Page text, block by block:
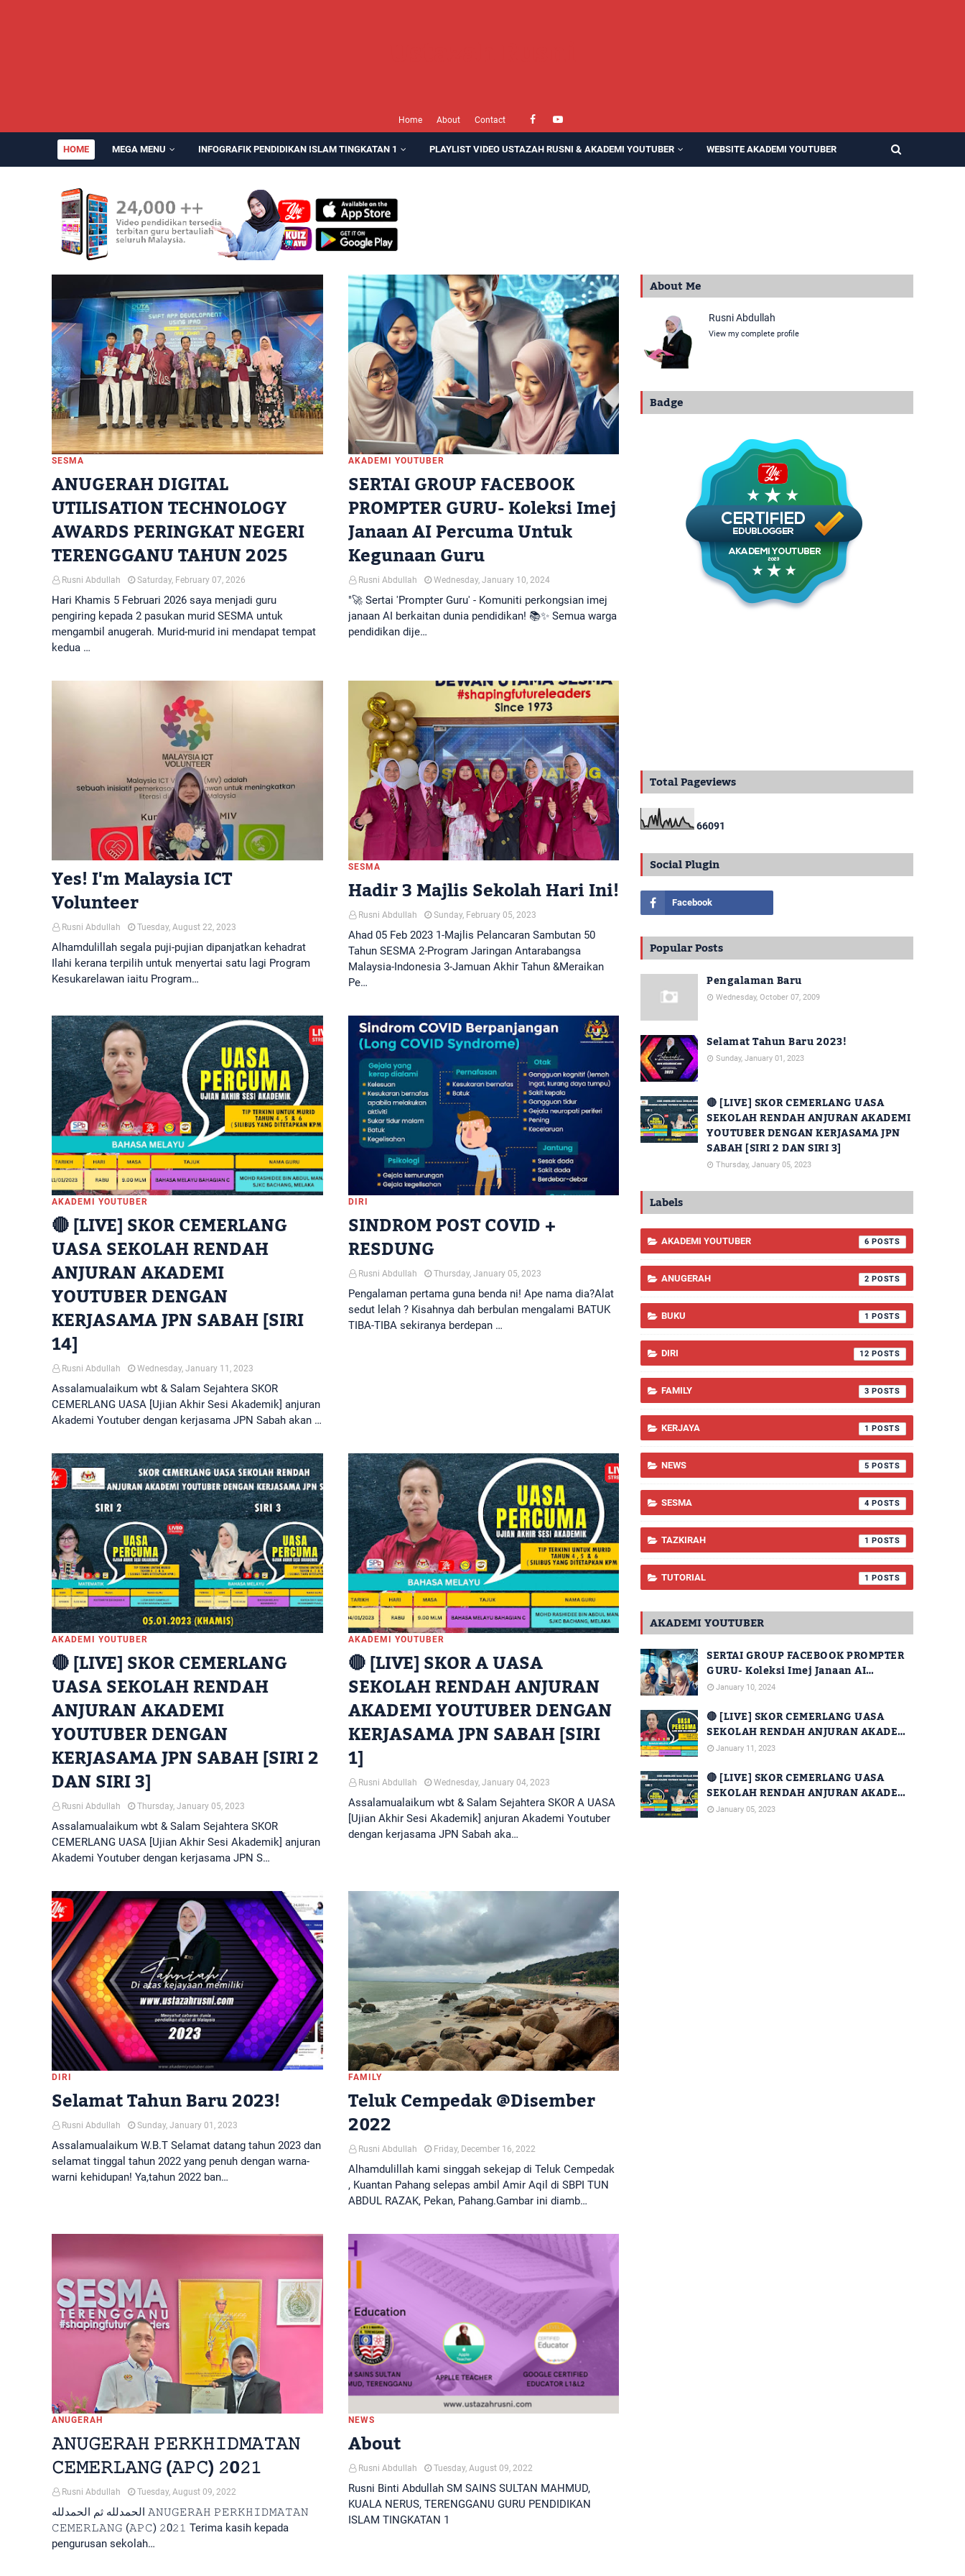
Home About Contact
HOME MEGA MENU INFOGRAFIK PENDIDIKAN ISLAM TINGKATAN 1 PLAYLIST VIDEO USTAZAH RUSNI & AKADEMI YOUTUBER WEBSITE AKADEMI YOUTUBER
SESMA
ANUGERAH DIGITAL
UTILISATION TECHNOLOGY
AWARDS PERINGKAT NEGERI
TERENGGANU TAHUN 2025
Rusni Abdullah Saturday, February 07, 2026
Hari Khamis 5 Februari 2026 saya menjadi guru
pengiring kepada 2 pasukan murid SESMA untuk
mengambil anugerah. Murid-murid ini mendapat tempat
kedua …
AKADEMI YOUTUBER
SERTAI GROUP FACEBOOK
PROMPTER GURU- Koleksi Imej
Janaan AI Percuma Untuk
Kegunaan Guru
Rusni Abdullah Wednesday, January 10, 2024
"🚀 Sertai 'Prompter Guru' - Komuniti perkongsian imej
janaan AI berkaitan dunia pendidikan! 📚✨ Semua warga
pendidikan dije…
Yes! I'm Malaysia ICT
Volunteer
Rusni Abdullah Tuesday, August 22, 2023
Alhamdulillah segala puji-pujian dipanjatkan kehadrat
Ilahi kerana terpilih untuk menyertai satu lagi Program
Kesukarelawan iaitu Program…
SESMA
Hadir 3 Majlis Sekolah Hari Ini!
Rusni Abdullah Sunday, February 05, 2023
Ahad 05 Feb 2023 1-Majlis Pelancaran Sambutan 50
Tahun SESMA 2-Program Jaringan Antarabangsa
Malaysia-Indonesia 3-Jamuan Akhir Tahun &Meraikan
Pe…
AKADEMI YOUTUBER
🔴 [LIVE] SKOR CEMERLANG
UASA SEKOLAH RENDAH
ANJURAN AKADEMI
YOUTUBER DENGAN
KERJASAMA JPN SABAH [SIRI
14]
Rusni Abdullah Wednesday, January 11, 2023
Assalamualaikum wbt & Salam Sejahtera SKOR
CEMERLANG UASA [Ujian Akhir Sesi Akademik] anjuran
Akademi Youtuber dengan kerjasama JPN Sabah akan …
DIRI
SINDROM POST COVID +
RESDUNG
Rusni Abdullah Thursday, January 05, 2023
Pengalaman pertama guna benda ni! Ape nama dia?Alat
sedut lelah ? Kisahnya dah berbulan mengalami BATUK
TIBA-TIBA sekiranya berdepan …
AKADEMI YOUTUBER
🔴 [LIVE] SKOR CEMERLANG
UASA SEKOLAH RENDAH
ANJURAN AKADEMI
YOUTUBER DENGAN
KERJASAMA JPN SABAH [SIRI 2
DAN SIRI 3]
Rusni Abdullah Thursday, January 05, 2023
Assalamualaikum wbt & Salam Sejahtera SKOR
CEMERLANG UASA [Ujian Akhir Sesi Akademik] anjuran
Akademi Youtuber dengan kerjasama JPN S…
AKADEMI YOUTUBER
🔴 [LIVE] SKOR A UASA
SEKOLAH RENDAH ANJURAN
AKADEMI YOUTUBER DENGAN
KERJASAMA JPN SABAH [SIRI
1]
Rusni Abdullah Wednesday, January 04, 2023
Assalamualaikum wbt & Salam Sejahtera SKOR A UASA
[Ujian Akhir Sesi Akademik] anjuran Akademi Youtuber
dengan kerjasama JPN Sabah aka…
DIRI
Selamat Tahun Baru 2023!
Rusni Abdullah Sunday, January 01, 2023
Assalamualaikum W.B.T Selamat datang tahun 2023 dan
selamat tinggal tahun 2022 yang penuh dengan warna-
warni kehidupan! Ya,tahun 2022 ban…
FAMILY
Teluk Cempedak @Disember
2022
Rusni Abdullah Friday, December 16, 2022
Alhamdulillah kami singgah sekejap di Teluk Cempedak
, Kuantan Pahang selepas ambil Amir Aqil di SBPI TUN
ABDUL RAZAK, Pekan, Pahang.Gambar ini diamb…
ANUGERAH
𝙰𝙽𝚄𝙶𝙴𝚁𝙰𝙷 𝙿𝙴𝚁𝙺𝙷𝙸𝙳𝙼𝙰𝚃𝙰𝙽
𝙲𝙴𝙼𝙴𝚁𝙻𝙰𝙽𝙶 (𝙰𝙿𝙲) 𝟸0𝟸𝟷
Rusni Abdullah Tuesday, August 09, 2022
الحمدلله ثم الحمدلله 𝙰𝙽𝚄𝙶𝙴𝚁𝙰𝙷 𝙿𝙴𝚁𝙺𝙷𝙸𝙳𝙼𝙰𝚃𝙰𝙽
𝙲𝙴𝙼𝙴𝚁𝙻𝙰𝙽𝙶 (𝙰𝙿𝙲) 𝟸0𝟸𝟷 Terima kasih kepada
pengurusan sekolah…
NEWS
About
Rusni Abdullah Tuesday, August 09, 2022
Rusni Binti Abdullah SM SAINS SULTAN MAHMUD,
KUALA NERUS, TERENGGANU GURU PENDIDIKAN
ISLAM TINGKATAN 1
About Me
Rusni Abdullah
View my complete profile
Badge
Total Pageviews
66091
Social Plugin
Popular Posts
Pengalaman Baru
Wednesday, October 07, 2009
Selamat Tahun Baru 2023!
Sunday, January 01, 2023
🔴 [LIVE] SKOR CEMERLANG UASA
SEKOLAH RENDAH ANJURAN AKADEMI
YOUTUBER DENGAN KERJASAMA JPN
SABAH [SIRI 2 DAN SIRI 3]
Thursday, January 05, 2023
Labels
AKADEMI YOUTUBER 6
ANUGERAH 2
BUKU 1
DIRI 12
FAMILY 3
KERJAYA 1
NEWS 5
SESMA 4
TAZKIRAH 1
TUTORIAL 1
AKADEMI YOUTUBER
SERTAI GROUP FACEBOOK PROMPTER
GURU- Koleksi Imej Janaan AI
Percuma Untuk Kegunaan Guru
January 10, 2024
🔴 [LIVE] SKOR CEMERLANG UASA
SEKOLAH RENDAH ANJURAN AKADEMI
YOUTUBER DENGAN KERJASAMA JPN
January 11, 2023
🔴 [LIVE] SKOR CEMERLANG UASA
SEKOLAH RENDAH ANJURAN AKADEMI
YOUTUBER DENGAN KERJASAMA JPN
January 05, 2023